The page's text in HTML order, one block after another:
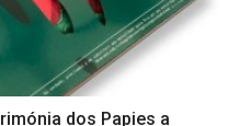
dos Papies a